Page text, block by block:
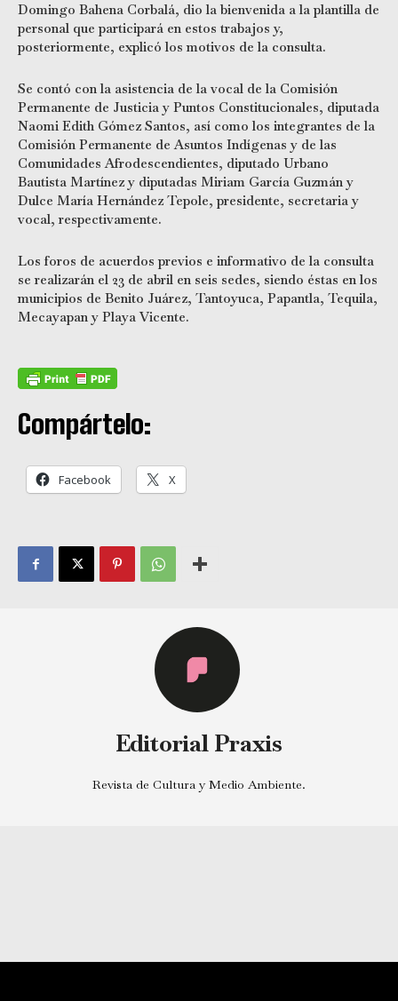
Domingo Bahena Corbalá, dio la bienvenida a la plantilla de
personal que participará en estos trabajos y,
posteriormente, explicó los motivos de la consulta.
Se contó con la asistencia de la vocal de la Comisión
Permanente de Justicia y Puntos Constitucionales, diputada
Naomi Edith Gómez Santos, así como los integrantes de la
Comisión Permanente de Asuntos Indígenas y de las
Comunidades Afrodescendientes, diputado Urbano
Bautista Martínez y diputadas Miriam García Guzmán y
Dulce María Hernández Tepole, presidente, secretaria y
vocal, respectivamente.
Los foros de acuerdos previos e informativo de la consulta
se realizarán el 23 de abril en seis sedes, siendo éstas en los
municipios de Benito Juárez, Tantoyuca, Papantla, Tequila,
Mecayapan y Playa Vicente.
Compártelo:
Facebook X
Editorial Praxis
Revista de Cultura y Medio Ambiente.